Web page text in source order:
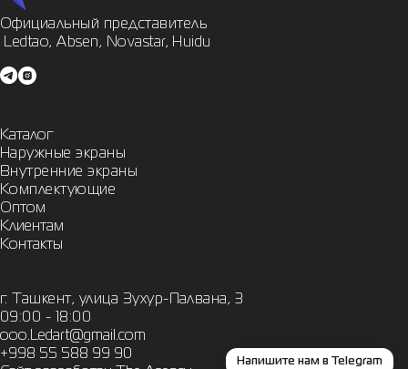
Официальный представитель
Ledtao, Absen, Novastar, Huidu
Каталог
Наружные экраны
Внутренние экраны
Комплектующие
Оптом
Клиентам
Контакты
г. Ташкент, улица Зухур-Палвана, 3
09:00 - 18:00
ooo.Ledart@gmail.com
+998 55 588 99 90
Напишите нам в Telegram